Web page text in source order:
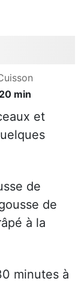
20 min
et
de
de
à la
minutes à